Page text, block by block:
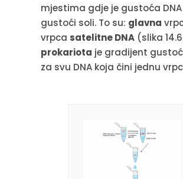
mjestima gdje je gustoća
gustoći soli. To su: glavna
vrpca satelitne DNA(slika
prokariota je gradijent
za svu DNA koja čini jednu